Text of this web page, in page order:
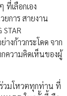
เลือกเอง
ยการ สายงาน
งก้าวกระโดด จาก
ความคิดเห็นของผู้
วมโหวตทุกท่าน ที่